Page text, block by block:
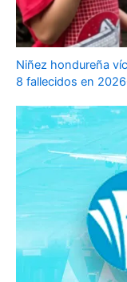
Niñez hondureña
8 fallecidos en 2026